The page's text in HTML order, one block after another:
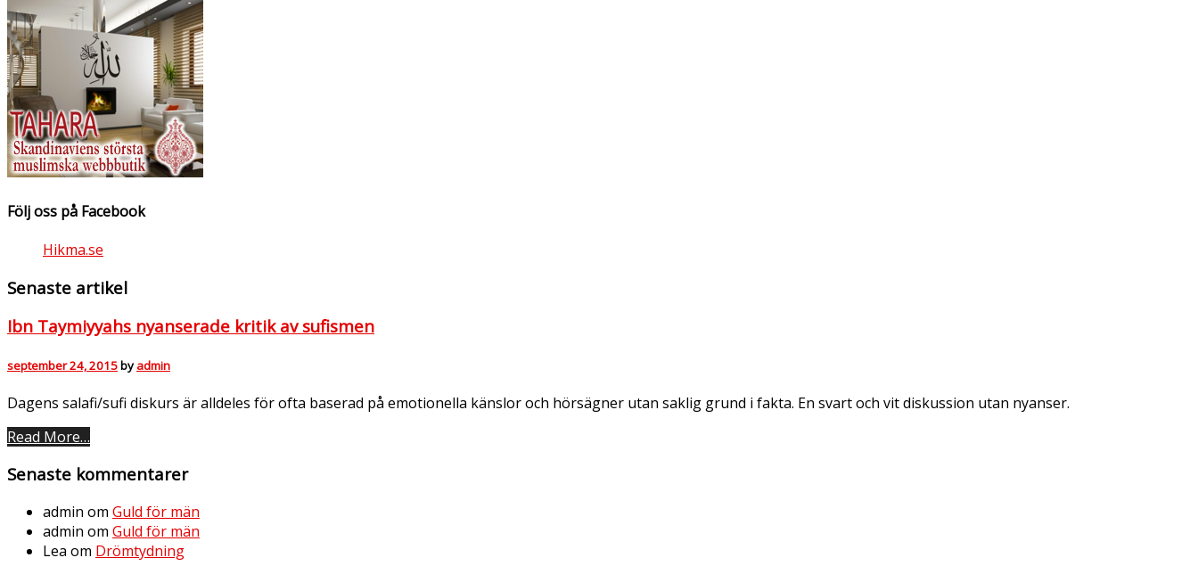
Följ oss på Facebook
Hikma.se
Senaste artikel
Ibn Taymiyyahs nyanserade kritik av sufismen
september 24, 2015byadmin
Dagens salafi/sufi diskurs är alldeles för ofta baserad på emotionella känslor och hörsägner utan saklig grund i fakta. En svart och vit diskussion utan nyanser.
Read More…
Senaste kommentarer
admin om Guld för män
admin om Guld för män
Lea om Drömtydning